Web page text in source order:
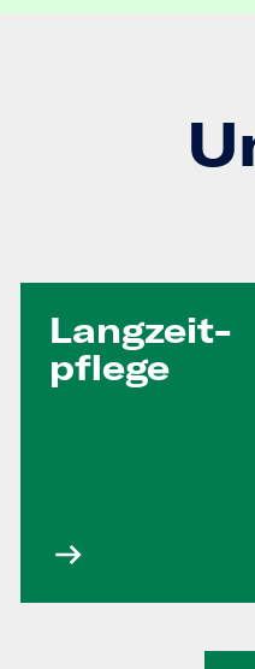
Langzeit­
pflege